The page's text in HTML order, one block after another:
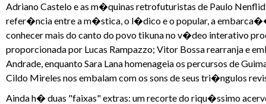
Adriano Castelo e as m�quinas retrofuturistas de Paulo
refer�ncia entre a m�stica, o l�dico e o popular, a
conhecer mais do canto do povo tikuna no v�deo interativo
proporcionada por Lucas Rampazzo; Vitor Bossa rearranja e
Andrade, enquanto Sara Lana homenageia os percursos de
Cildo Mireles nos embalam com os sons de seus tri�ngulos
Ainda h� duas "faixas" extras: um recorte do riqu�ssimo